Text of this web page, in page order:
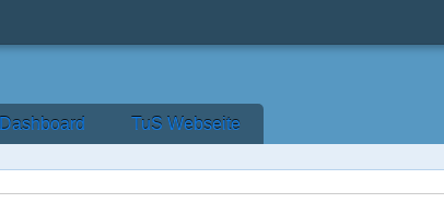
Dashboard TuS Webseite